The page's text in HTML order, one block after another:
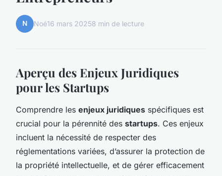
N Noé16 mars 20258 min de lecture
Aperçu des Enjeux Juridiques
pour les Startups
Comprendre les enjeux juridiques spécifiques est
crucial pour la pérennité des startups. Ces enjeux
incluent la nécessité de respecter des
réglementations variées, d’assurer la protection de
la propriété intellectuelle, et de gérer efficacement